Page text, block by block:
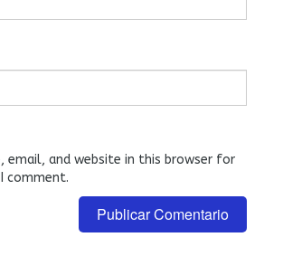
email, and website in this browser for
comment.